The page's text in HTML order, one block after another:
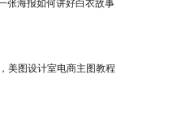
张海报如何讲好白衣故事
美图设计室电商主图教程